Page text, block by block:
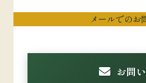
メールでのお
お問